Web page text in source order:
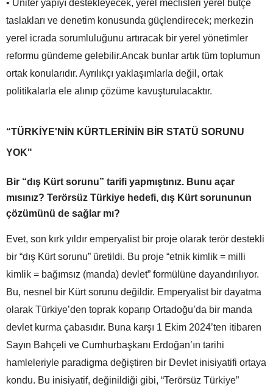
• Üniter yapıyı destekleyecek, yerel meclisleri yerel bütçe
taslakları ve denetim konusunda güçlendirecek; merkezin
yerel icrada sorumluluğunu artıracak bir yerel yönetimler
reformu gündeme gelebilir.Ancak bunlar artık tüm toplumun
ortak konularıdır. Ayrılıkçı yaklaşımlarla değil, ortak
politikalarla ele alınıp çözüme kavuşturulacaktır.
“TÜRKİYE'NİN KÜRTLERİNİN BİR STATÜ SORUNU
YOK"
Bir “dış Kürt sorunu” tarifi yapmıştınız. Bunu açar
mısınız? Terörsüz Türkiye hedefi, dış Kürt sorununun
çözümünü de sağlar mı?
Evet, son kırk yıldır emperyalist bir proje olarak terör destekli
bir “dış Kürt sorunu” üretildi. Bu proje “etnik kimlik = milli
kimlik = bağımsız (manda) devlet” formülüne dayandırılıyor.
Bu, nesnel bir Kürt sorunu değildir. Emperyalist bir dayatma
olarak Türkiye’den toprak koparıp Ortadoğu’da bir manda
devlet kurma çabasıdır. Buna karşı 1 Ekim 2024’ten itibaren
Sayın Bahçeli ve Cumhurbaşkanı Erdoğan’ın tarihi
hamleleriyle paradigma değiştiren bir Devlet inisiyatifi ortaya
kondu. Bu inisiyatif, değinildiği gibi, “Terörsüz Türkiye”